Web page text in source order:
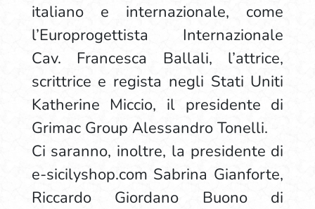
italiano e internazionale, come
l’Europrogettista Internazionale
Cav. Francesca Ballali, l’attrice,
scrittrice e regista negli Stati Uniti
Katherine Miccio, il presidente di
Grimac Group Alessandro Tonelli.
Ci saranno, inoltre, la presidente di
e-sicilyshop.com Sabrina Gianforte,
Riccardo Giordano Buono di